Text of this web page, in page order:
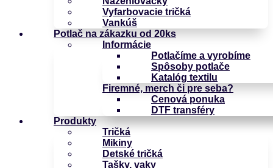
Vyfarbovacie tričká
Vankúš
Potlač na zákazku od 20ks
Informácie
Potlačíme a vyrobíme
Spôsoby potlače
Katalóg textilu
Firemné, merch či pre seba?
Cenová ponuka
DTF transféry
Produkty
Tričká
Mikiny
Detské tričká
Tašky, vaky